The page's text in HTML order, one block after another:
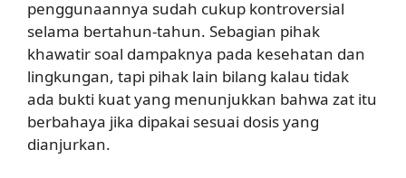
penggunaannya sudah cukup kontroversial
selama bertahun-tahun. Sebagian pihak
khawatir soal dampaknya pada kesehatan dan
lingkungan, tapi pihak lain bilang kalau tidak
ada bukti kuat yang menunjukkan bahwa zat itu
berbahaya jika dipakai sesuai dosis yang
dianjurkan.